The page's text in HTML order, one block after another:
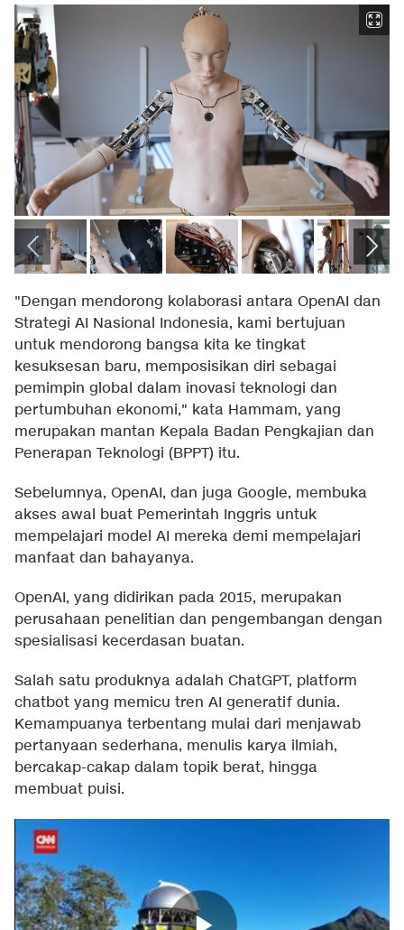
"Dengan mendorong kolaborasi antara OpenAI dan
Strategi AI Nasional Indonesia, kami bertujuan
untuk mendorong bangsa kita ke tingkat
kesuksesan baru, memposisikan diri sebagai
pemimpin global dalam inovasi teknologi dan
pertumbuhan ekonomi," kata Hammam, yang
merupakan mantan Kepala Badan Pengkajian dan
Penerapan Teknologi (BPPT) itu.
Sebelumnya, OpenAI, dan juga Google, membuka
akses awal buat Pemerintah Inggris untuk
mempelajari model AI mereka demi mempelajari
manfaat dan bahayanya.
OpenAI, yang didirikan pada 2015, merupakan
perusahaan penelitian dan pengembangan dengan
spesialisasi kecerdasan buatan.
Salah satu produknya adalah ChatGPT, platform
chatbot yang memicu tren AI generatif dunia.
Kemampuanya terbentang mulai dari menjawab
pertanyaan sederhana, menulis karya ilmiah,
bercakap-cakap dalam topik berat, hingga
membuat puisi.